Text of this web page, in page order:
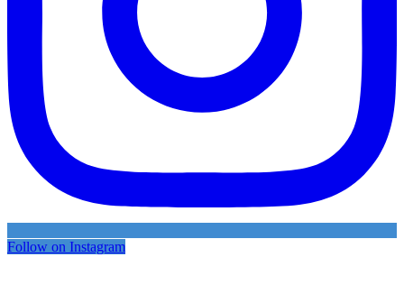
Follow on Instagram